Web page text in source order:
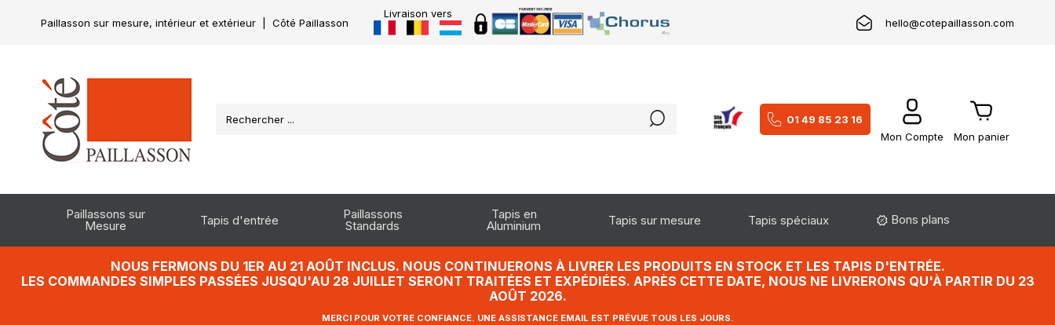
Paillasson sur mesure, intérieur et extérieur Côté Paillasson
Livraison vers
hello@cotepaillasson.com
01 49 85 23 16
Mon Compte
Mon panier
Paillassons sur
Mesure Tapis d'entrée Paillassons
Standards
Tapis en
Aluminium Tapis sur mesure Tapis spéciaux Bons plans
NOUS FERMONS DU 1ER AU 21 AOÛT INCLUS. NOUS CONTINUERONS À LIVRER LES PRODUITS EN STOCK ET LES TAPIS D'ENTRÉE.
LES COMMANDES SIMPLES PASSÉES JUSQU'AU 28 JUILLET SERONT TRAITÉES ET EXPÉDIÉES. APRÈS CETTE DATE, NOUS NE LIVRERONS QU'À PARTIR DU 23
AOÛT 2026.
MERCI POUR VOTRE CONFIANCE. UNE ASSISTANCE EMAIL EST PRÉVUE TOUS LES JOURS.